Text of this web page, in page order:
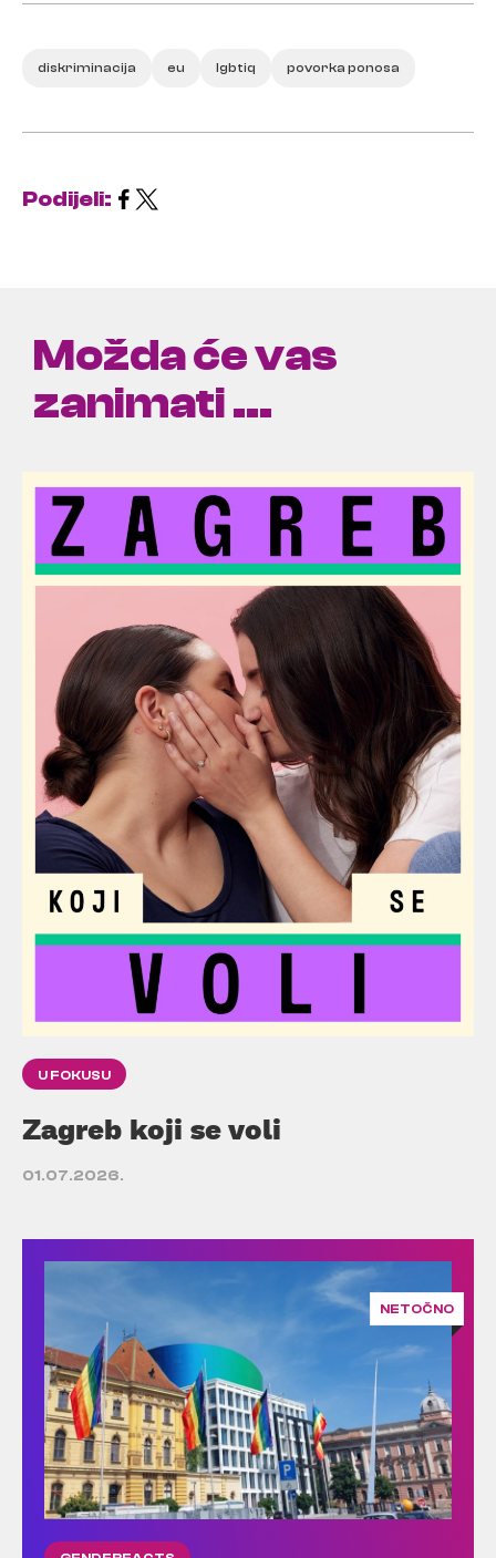
diskriminacija eu lgbtiq povorka ponosa
Podijeli:
Možda će vas
zanimati ...
U FOKUSU
Zagreb koji se voli
01.07.2026.
NETOČNO